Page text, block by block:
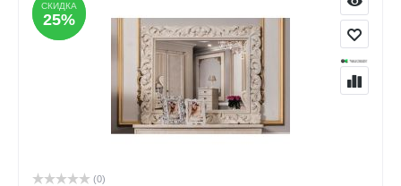
СКИДКА
25%
СКИДКА
25%
(0)